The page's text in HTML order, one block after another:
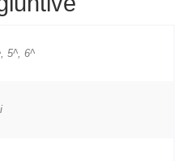
5^, 6^